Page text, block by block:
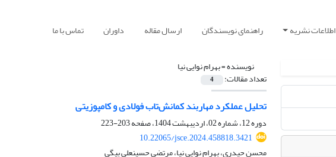
اطلاعات نشریه راهنمای نویسندگان ارسال مقاله داوران تماس با ما
نویسنده =بهرام نوایی نیا
تعداد مقالات: 4
تحلیل عملکرد مهاربند کمانش‌تاب فولادی و کامپوزیتی
دوره 12، شماره 02، اردیبهشت 1404، صفحه
203-223
10.22065/jsce.2024.458818.3421
محسن حیدری، بهرام نوایی نیا، مرتضی حسینعلی بیگی